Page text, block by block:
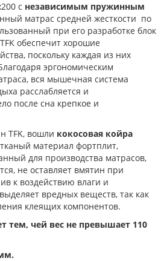
с независимым пружинным
матрас средней жесткости по
при его разработке блок
обеспечит хорошие
поскольку каждая из них
эргономическим
вся мышечная система
расслабляется и
после сна крепкое и
TFK, вошли кокосовая койра
материал фортплит,
для производства матрасов,
не оставляет вмятин при
к воздействию влаги и
вредных веществ, так как
клеящих компонентов.
тем, чей вес не превышает 110